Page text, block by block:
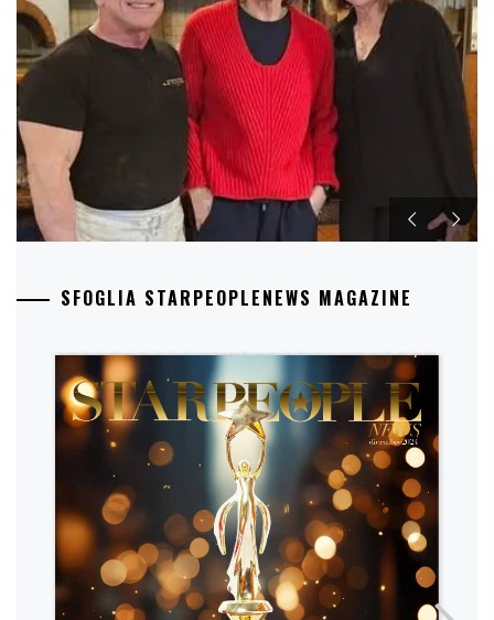
SFOGLIA STARPEOPLENEWS MAGAZINE